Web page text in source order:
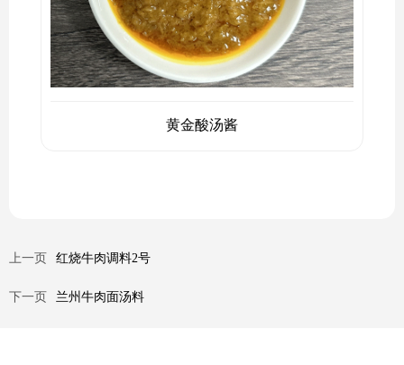
黄金酸汤酱
上一页 红烧牛肉调料2号
下一页 兰州牛肉面汤料